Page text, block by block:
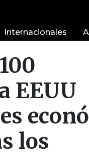
Internacionales
EEUU
los